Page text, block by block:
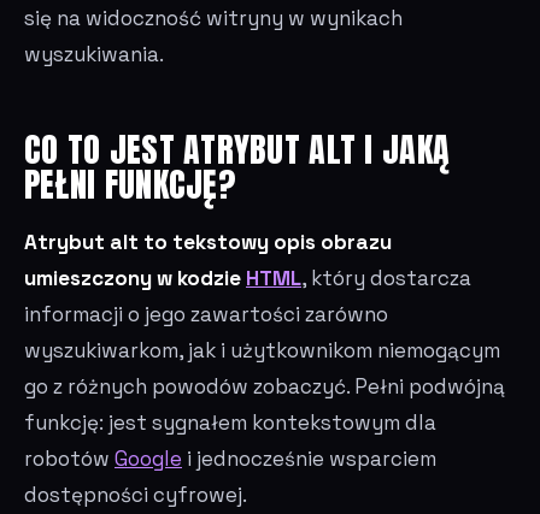
się na widoczność witryny w wynikach
wyszukiwania.
CO TO JEST ATRYBUT ALT I JAKĄ
PEŁNI FUNKCJĘ?
Atrybut alt to tekstowy opis obrazu
umieszczony w kodzie HTML, który dostarcza
informacji o jego zawartości zarówno
wyszukiwarkom, jak i użytkownikom niemogącym
go z różnych powodów zobaczyć. Pełni podwójną
funkcję: jest sygnałem kontekstowym dla
robotów Google i jednocześnie wsparciem
dostępności cyfrowej.